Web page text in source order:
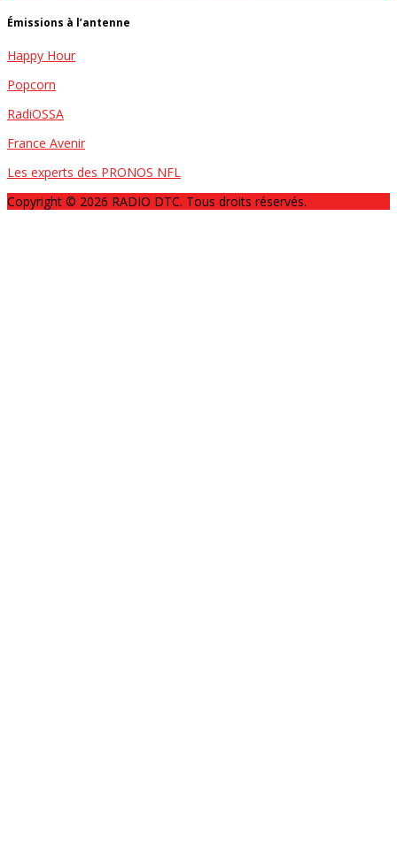
Émissions à l’antenne
Happy Hour
Popcorn
RadiOSSA
France Avenir
Les experts des PRONOS NFL
Copyright © 2026 RADIO DTC. Tous droits réservés.